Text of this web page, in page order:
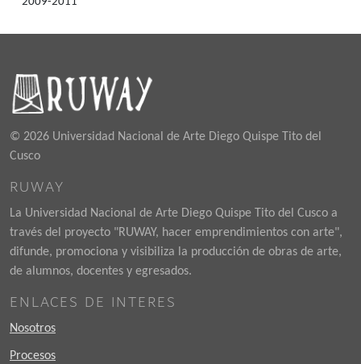
© 2026 Universidad Nacional de Arte Diego Quispe Tito del
Cusco
RUWAY
La Universidad Nacional de Arte Diego Quispe Tito del Cusco a
través del proyecto "RUWAY, hacer emprendimientos con arte",
difunde, promociona y visibiliza la producción de obras de arte,
de alumnos, docentes y egresados.
ENLACES DE INTERES
Nosotros
Procesos